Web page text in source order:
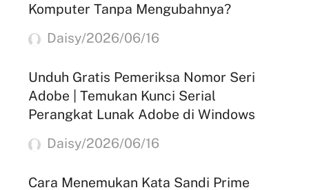
Komputer Tanpa Mengubahnya?
Daisy/2026/06/16
Unduh Gratis Pemeriksa Nomor Seri
Adobe | Temukan Kunci Serial
Perangkat Lunak Adobe di Windows
Daisy/2026/06/16
Cara Menemukan Kata Sandi Prime